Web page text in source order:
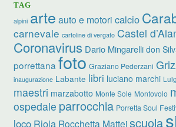
TAG
alpini arte auto e motori calcio
carnevale cartoline di vergato Castel
Coronavirus Dario Mingarelli don
porrettana foto Graziano Pederzani
inaugurazione Labante libri luciano marchi
maestri marzabotto Monte Sole Montovolo
ospedale parrocchia Porretta Soul
loco Riola Rocchetta Matteiscuola